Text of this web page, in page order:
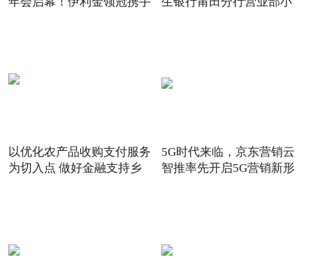
以优化农产品收购支付服务
为切入点 做好金融支持乡
5G时代来临，京东营销云
智推率先开启5G营销新形